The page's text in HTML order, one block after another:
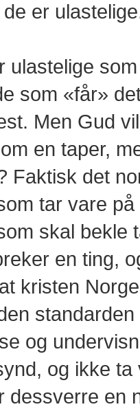
er
ulastelige
som «får»
Men Gud
en taper,
Faktisk det
tar vare
skal bekle
en ting,
kristen
og
og ikke
dessverre en